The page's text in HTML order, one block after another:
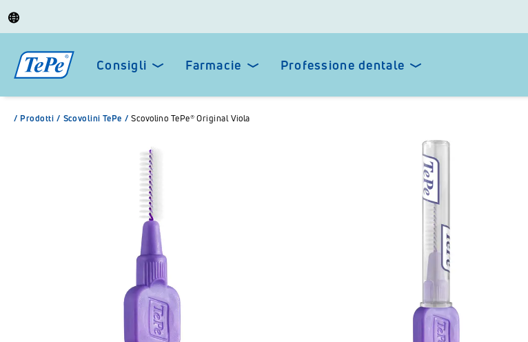
Consigli Farmacie Professione dentale
/ Prodotti / Scovolini TePe / Scovolino TePe® Original Viola